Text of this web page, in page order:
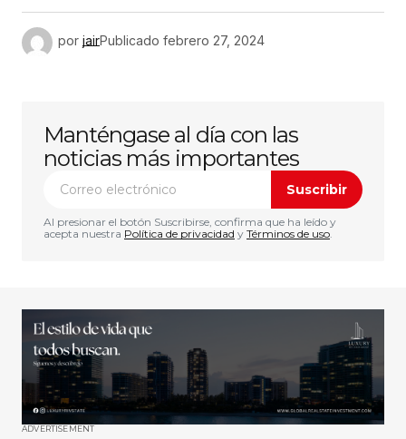
por jairPublicado febrero 27, 2024
Manténgase al día con las
noticias más importantes
Suscribir
Al presionar el botón Suscribirse, confirma que ha leído y
acepta nuestra Política de privacidad y Términos de uso
ADVERTISEMENT